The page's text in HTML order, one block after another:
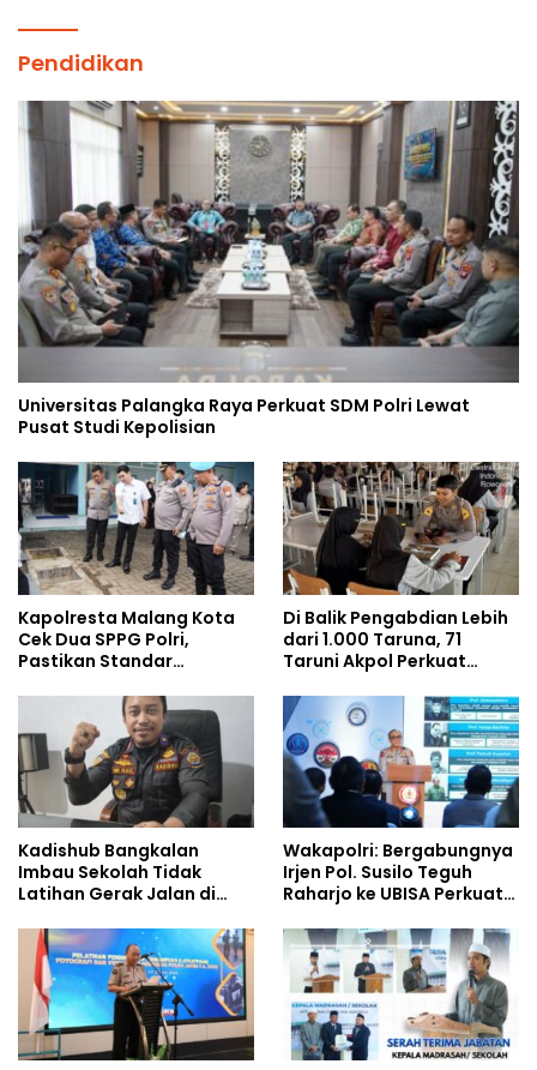
Pendidikan
Universitas Palangka Raya Perkuat SDM Polri Lewat
Pusat Studi Kepolisian
Kapolresta Malang Kota
Cek Dua SPPG Polri,
Pastikan Standar
Pengelolaan Limbah
Berjalan Optimal
Di Balik Pengabdian Lebih
dari 1.000 Taruna, 71
Taruni Akpol Perkuat
Siswa Sekolah Rakyat
Kadishub Bangkalan
Imbau Sekolah Tidak
Latihan Gerak Jalan di
Wakapolri: Bergabungnya
Irjen Pol. Susilo Teguh
Raharjo ke UBISA Perkuat
Studi Kepolisian